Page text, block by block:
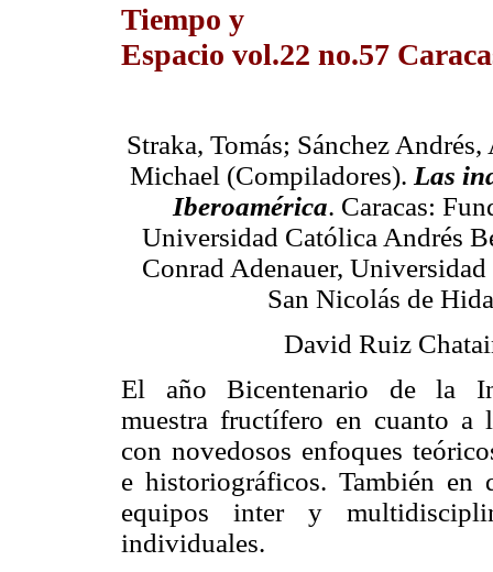
Tiempo y
Espacio vol.22 no.57
Straka, Tomás; Sánchez
Michael (Compiladores). Las
Iberoamérica. Caracas:
Universidad Católica Andrés
Conrad Adenauer,
San Nicolás de
David Ruiz
El año Bicentenario de la
muestra fructífero en cuanto a
con novedosos enfoques
e historiográficos. También en
equipos inter y
individuales.